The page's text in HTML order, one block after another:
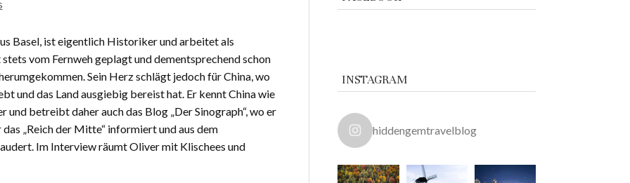
Basel, ist eigentlich Historiker und arbeitet als
vom Fernweh geplagt und dementsprechend schon
Sein Herz schlägt jedoch für China, wo
und das Land ausgiebig bereist hat. Er kennt China wie
und betreibt daher auch das Blog „Der Sinograph“, wo er
„Reich der Mitte“ informiert und aus dem
Im Interview räumt Oliver mit Klischees und
INSTAGRAM
hiddengemtravelblog